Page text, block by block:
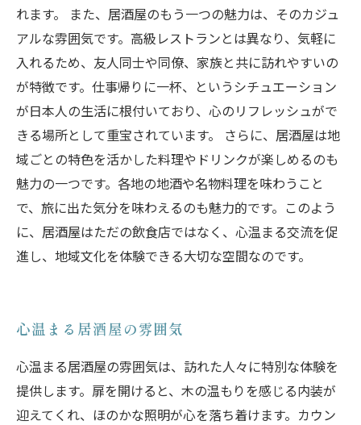
れます。 また、居酒屋のもう一つの魅力は、そのカジュ
アルな雰囲気です。高級レストランとは異なり、気軽に
入れるため、友人同士や同僚、家族と共に訪れやすいの
が特徴です。仕事帰りに一杯、というシチュエーション
が日本人の生活に根付いており、心のリフレッシュがで
きる場所として重宝されています。 さらに、居酒屋は地
域ごとの特色を活かした料理やドリンクが楽しめるのも
魅力の一つです。各地の地酒や名物料理を味わうこと
で、旅に出た気分を味わえるのも魅力的です。このよう
に、居酒屋はただの飲食店ではなく、心温まる交流を促
進し、地域文化を体験できる大切な空間なのです。
心温まる居酒屋の雰囲気
心温まる居酒屋の雰囲気は、訪れた人々に特別な体験を
提供します。扉を開けると、木の温もりを感じる内装が
迎えてくれ、ほのかな照明が心を落ち着けます。カウン